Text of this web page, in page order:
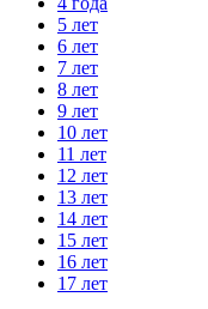
5 лет
6 лет
7 лет
8 лет
9 лет
10 лет
11 лет
12 лет
13 лет
14 лет
15 лет
16 лет
17 лет